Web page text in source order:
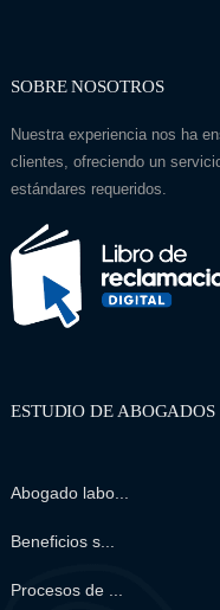
SOBRE NOSOTROS
Nuestra experiencia nos ha
clientes, ofreciendo un
estándares requeridos.
ESTUDIO DE ABOGADOS
Abogado labo...
Beneficios s...
Procesos de ...